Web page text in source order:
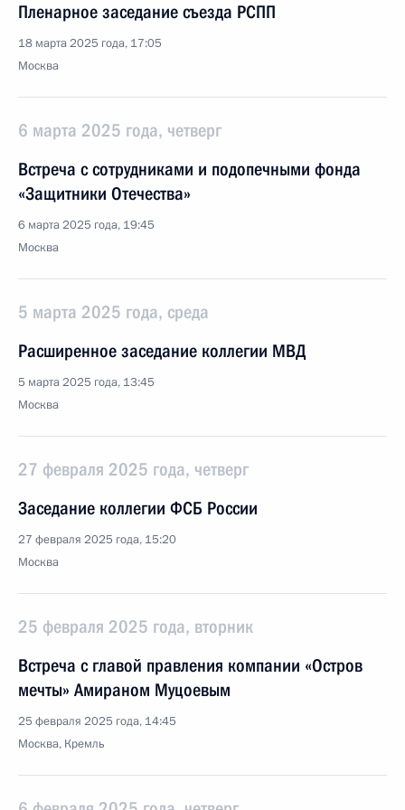
Пленарное заседание съезда РСПП
18 марта 2025 года, 17:05
Москва
6 марта 2025 года, четверг
Встреча с сотрудниками и подопечными фонда
«Защитники Отечества»
6 марта 2025 года, 19:45
Москва
5 марта 2025 года, среда
Расширенное заседание коллегии МВД
5 марта 2025 года, 13:45
Москва
27 февраля 2025 года, четверг
Заседание коллегии ФСБ России
27 февраля 2025 года, 15:20
Москва
25 февраля 2025 года, вторник
Встреча с главой правления компании «Остров
мечты» Амираном Муцоевым
25 февраля 2025 года, 14:45
Москва, Кремль